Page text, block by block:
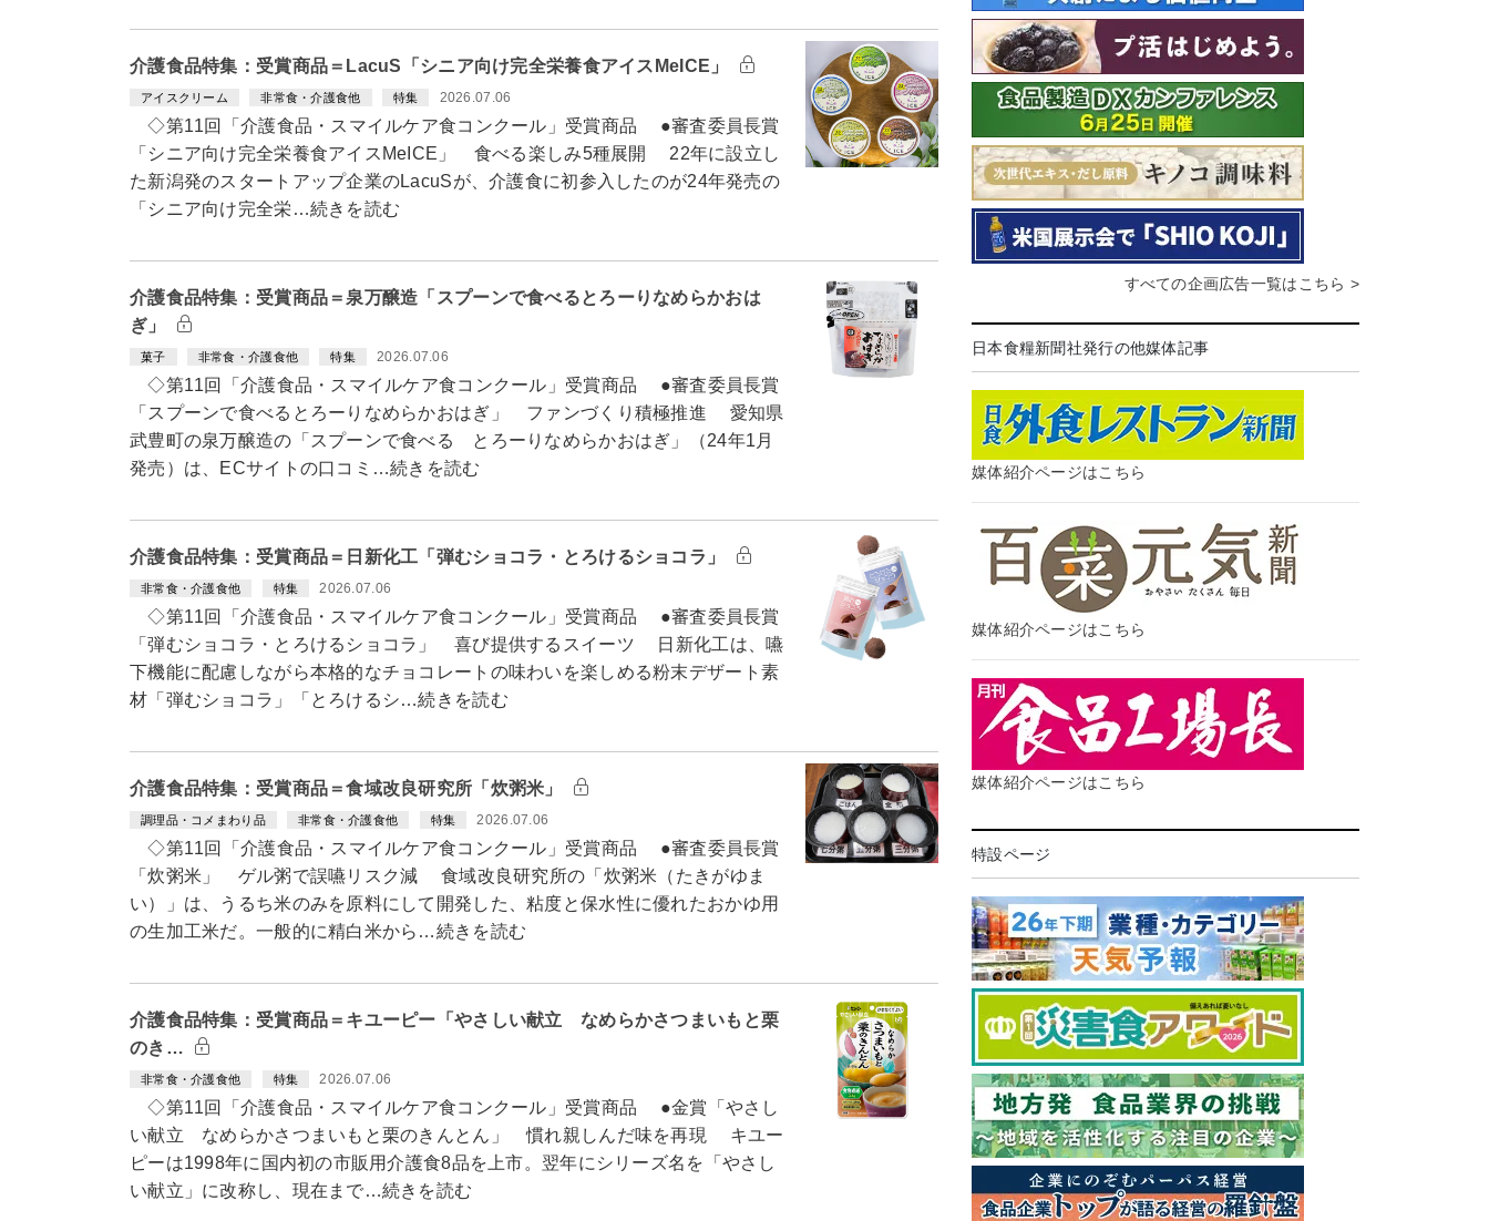
介護食品特集：受賞商品＝LacuS「シニア向け完全栄養食アイスMeICE」
アイスクリーム 非常食・介護食他 特集 2026.07.06
◇第11回「介護食品・スマイルケア食コンクール」受賞商品 ●審査委員長賞
「シニア向け完全栄養食アイスMeICE」 食べる楽しみ5種展開 22年に設立し
た新潟発のスタートアップ企業のLacuSが、介護食に初参入したのが24年発売の
「シニア向け完全栄…続きを読む
介護食品特集：受賞商品＝泉万醸造「スプーンで食べるとろーりなめらかおは
ぎ」
菓子 非常食・介護食他 特集 2026.07.06
◇第11回「介護食品・スマイルケア食コンクール」受賞商品 ●審査委員長賞
「スプーンで食べるとろーりなめらかおはぎ」 ファンづくり積極推進 愛知県
武豊町の泉万醸造の「スプーンで食べる とろーりなめらかおはぎ」（24年1月
発売）は、ECサイトの口コミ…続きを読む
介護食品特集：受賞商品＝日新化工「弾むショコラ・とろけるショコラ」
非常食・介護食他 特集 2026.07.06
◇第11回「介護食品・スマイルケア食コンクール」受賞商品 ●審査委員長賞
「弾むショコラ・とろけるショコラ」 喜び提供するスイーツ 日新化工は、嚥
下機能に配慮しながら本格的なチョコレートの味わいを楽しめる粉末デザート素
材「弾むショコラ」「とろけるシ…続きを読む
介護食品特集：受賞商品＝食域改良研究所「炊粥米」
調理品・コメまわり品 非常食・介護食他 特集 2026.07.06
◇第11回「介護食品・スマイルケア食コンクール」受賞商品 ●審査委員長賞
「炊粥米」 ゲル粥で誤嚥リスク減 食域改良研究所の「炊粥米（たきがゆま
い）」は、うるち米のみを原料にして開発した、粘度と保水性に優れたおかゆ用
の生加工米だ。一般的に精白米から…続きを読む
介護食品特集：受賞商品＝キユーピー「やさしい献立 なめらかさつまいもと栗
のき…
非常食・介護食他 特集 2026.07.06
◇第11回「介護食品・スマイルケア食コンクール」受賞商品 ●金賞「やさし
い献立 なめらかさつまいもと栗のきんとん」 慣れ親しんだ味を再現 キユー
ピーは1998年に国内初の市販用介護食8品を上市。翌年にシリーズ名を「やさし
い献立」に改称し、現在まで…続きを読む
すべての企画広告一覧はこちら >
日本食糧新聞社発行の他媒体記事
媒体紹介ページはこちら
媒体紹介ページはこちら
媒体紹介ページはこちら
特設ページ